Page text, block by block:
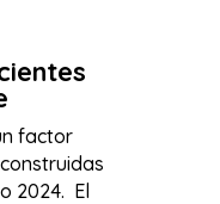
factor
2024. El